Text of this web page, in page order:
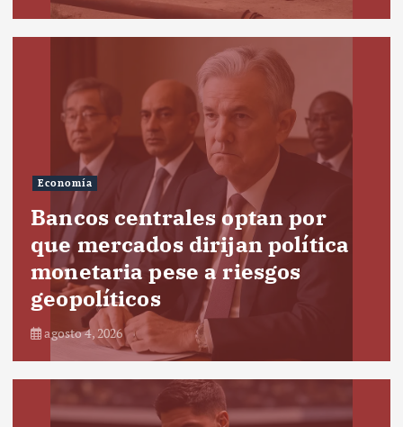
Economía
Bancos centrales optan por
que mercados dirijan política
monetaria pese a riesgos
geopolíticos
agosto 4, 2026